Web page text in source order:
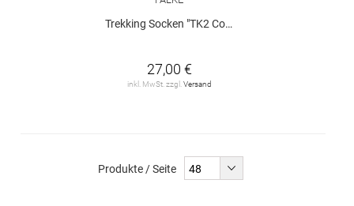
Trekking Socken "TK2 Cool"
27,00 €
inkl. MwSt. zzgl. Versand
Produkte / Seite